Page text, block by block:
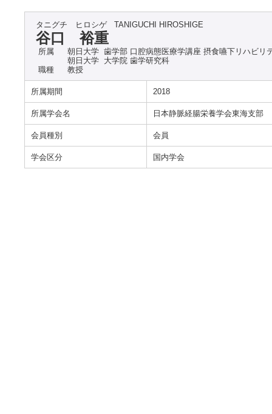
タニグチ ヒロシゲ TANIGUCHI HIROSHIGE
谷口 裕重
所属
朝日大学 歯学部 口腔病態医療学講座 摂食嚥下リハビリ
朝日大学 大学院 歯学研究科
職種
教授
所属期間 2018
所属学会名 日本静脈経腸栄養学会東海支部
会員種別 会員
学会区分 国内学会